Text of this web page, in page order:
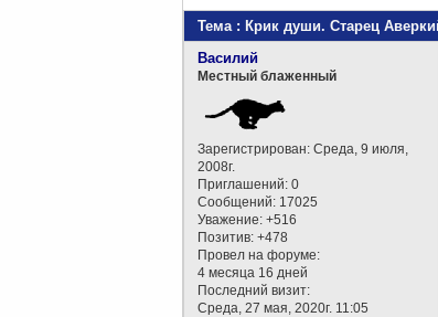
Тема : Крик души. Старец
Василий
Местный блаженный
Зарегистрирован: Среда, 9 июля,
2008г.
Приглашений: 0
Сообщений: 17025
Уважение: +516
Позитив: +478
Провел на форуме:
4 месяца 16 дней
Последний визит:
Среда, 27 мая, 2020г. 11:05